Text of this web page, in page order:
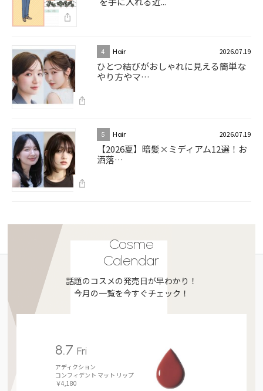
4 Hair 2026.07.19
ひとつ結びがおしゃれに見える簡単な
やり方やマ…
5 Hair 2026.07.19
【2026夏】暗髪×ミディアム12選！お
洒落…
Cosme
Calendar
話題のコスメの発売日が早わかり！
今月の一覧を今すぐチェック！
8.7Fri
アディクション
コンフィデント マット リップ
￥4,180